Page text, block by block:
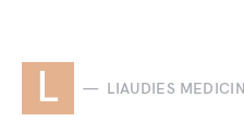
L LIAUDIES